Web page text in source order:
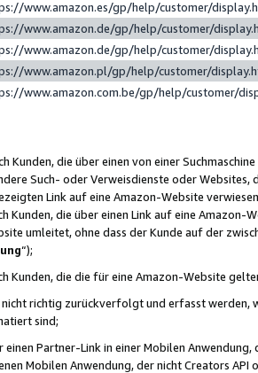
www.amazon.es/gp/help/customer/
www.amazon.de/gp/help/customer/
www.amazon.de/gp/help/customer/
www.amazon.pl/gp/help/customer/
www.amazon.com.be/gp/help/customer/
Kunden, die über einen von einer
Such- oder Verweisdienste oder Websites,
Link auf eine Amazon-Website
Kunden, die über einen Link auf eine
umleitet, ohne dass der Kunde auf der
“);
Kunden, die die für eine Amazon-Website
richtig zurückverfolgt und erfasst werden,
sind;
Partner-Link in einer Mobilen
Mobilen Anwendung, der nicht Creators